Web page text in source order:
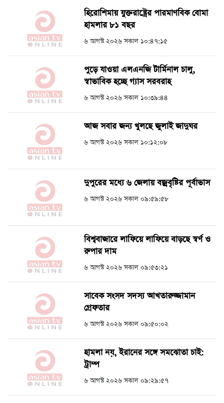
হিরোশিমায় যুক্তরাষ্ট্রের পারমাণবিক বোমা
হামলার ৮১ বছর
৬ আগস্ট ২০২৬ সকাল ১০:৪৭:১৫
পুড়ে যাওয়া এলএনজি টার্মিনাল চালু,
স্বাভাবিক হচ্ছে গ্যাস সরবরাহ
৬ আগস্ট ২০২৬ সকাল ১০:৩৯:৪৪
আজ সবার জন্য খুলছে জুলাই জাদুঘর
৬ আগস্ট ২০২৬ সকাল ১০:১২:০৮
দুপুরের মধ্যে ৬ জেলায় বজ্রবৃষ্টির পূর্বাভাস
৬ আগস্ট ২০২৬ সকাল ০৯:৫৯:৫৮
বিশ্ববাজারে লাফিয়ে লাফিয়ে বাড়ছে স্বর্ণ ও
রুপার দাম
৬ আগস্ট ২০২৬ সকাল ০৯:৫৩:২১
সাবেক সংসদ সদস্য আখতারুজ্জামান
গ্রেফতার
৬ আগস্ট ২০২৬ সকাল ০৯:৫০:০২
হামলা নয়, ইরানের সঙ্গে সমঝোতা চাই:
ট্রাম্প
৬ আগস্ট ২০২৬ সকাল ০৯:২৯:৫৭